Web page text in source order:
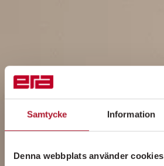
Samtycke Information
Denna webbplats använder cookies